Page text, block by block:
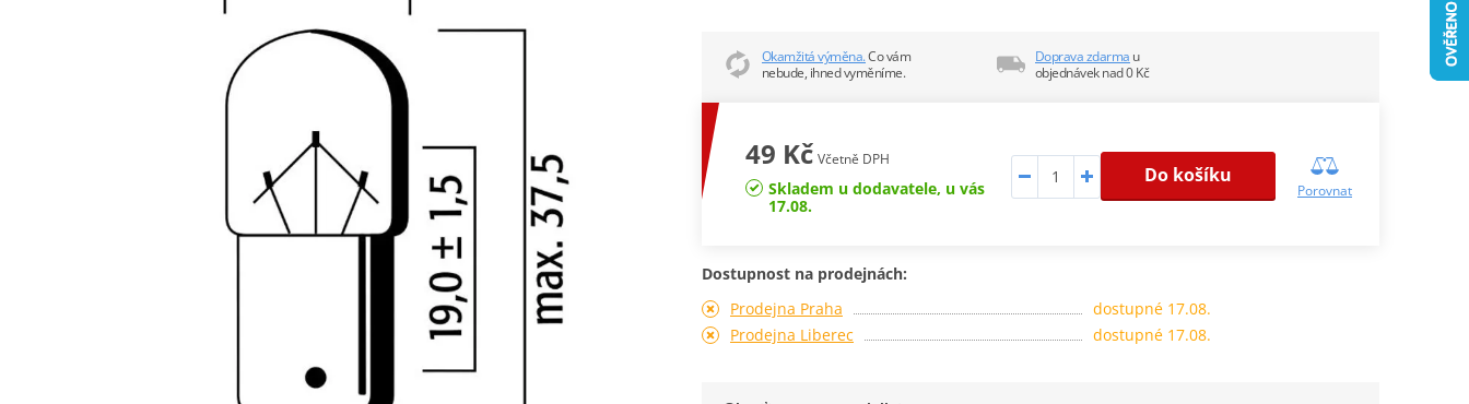
Okamžitá výměna.Co vám
nebude, ihned vyměníme.
Doprava zdarma u
objednávek nad 0 Kč
49 Kč Včetně DPH
Skladem u dodavatele, u vás
17.08.
Do košíku
Porovnat
Dostupnost na prodejnách:
Prodejna Praha
dostupné 17.08.
Prodejna Liberec
dostupné 17.08.